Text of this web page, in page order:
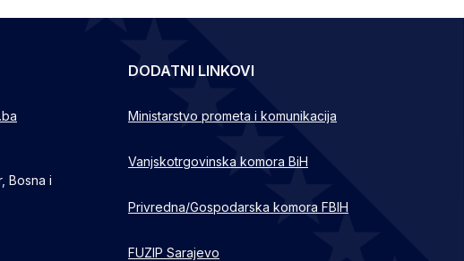
Bosna i
DODATNI LINKOVI
Ministarstvo prometa i komunikacija
Vanjskotrgovinska komora BiH
Privredna/Gospodarska komora FBIH
FUZIP Sarajevo